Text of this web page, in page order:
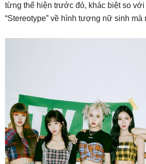
từng thể hiện trước đó, khác biệt so với
“Stereotype” về hình tượng nữ sinh mà